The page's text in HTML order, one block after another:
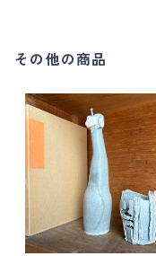
その他の商品